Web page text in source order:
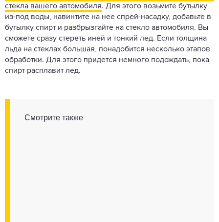
стекла вашего автомобиля. Для этого возьмите бутылку
из-под воды, навинтите на нее спрей-насадку, добавьте в
бутылку спирт и разбрызгайте на стекло автомобиля. Вы
сможете сразу стереть иней и тонкий лед. Если толщина
льда на стеклах большая, понадобится несколько этапов
обработки. Для этого придется немного подождать, пока
спирт расплавит лед.
Смотрите также